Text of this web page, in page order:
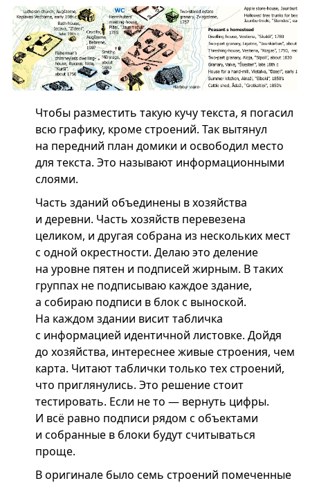
Чтобы разместить такую кучу текста, я погасил
всю графику, кроме строений. Так вытянул
на передний план домики и освободил место
для текста. Это называют информационными
слоями.
Часть зданий объединены в хозяйства
и деревни. Часть хозяйств перевезена
целиком, и другая собрана из нескольких мест
с одной окрестности. Делаю это деление
на уровне пятен и подписей жирным. В таких
группах не подписываю каждое здание,
а собираю подписи в блок с выноской.
На каждом здании висит табличка
с информацией идентичной листовке. Дойдя
до хозяйства, интереснее живые строения, чем
карта. Читают таблички только тех строений,
что приглянулись. Это решение стоит
тестировать. Если не то — вернуть цифры.
И всё равно подписи рядом с объектами
и собранные в блоки будут считываться
проще.
В оригинале было семь строений помеченные